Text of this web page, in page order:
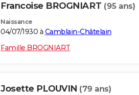
Francoise BROGNIART (95 ans)
Naissance
04/07/1930 à Camblain-Châtelain
Famille BROGNIART
Josette PLOUVIN (79 ans)